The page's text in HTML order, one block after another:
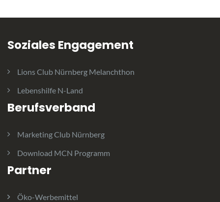
Soziales Engagement
Lions Club Nürnberg Melanchthon
Lebenshilfe N-Land
Berufsverband
Marketing Club Nürnberg
Download MCN Programm
Partner
Öko-Werbemittel